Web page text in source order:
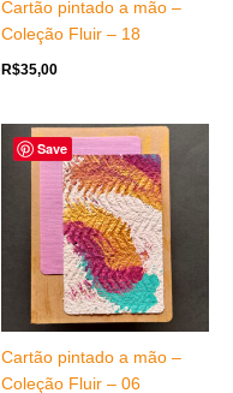
Cartão pintado a mão –
Coleção Fluir – 18
R$35,00
Save
Cartão pintado a mão –
Coleção Fluir – 06